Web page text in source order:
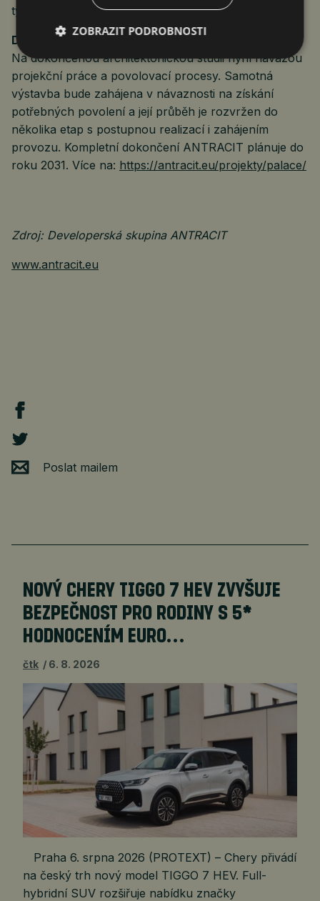
týdnech.
DALŠÍ KROKY PROJEKTU
Na dokončenou architektonickou studii nyní navážou
projekční práce a povolovací procesy. Samotná
výstavba bude zahájena v návaznosti na získání
potřebných povolení a její průběh je rozvržen do
několika etap s postupnou realizací i zahájením
provozu. Kompletní dokončení ANTRACIT plánuje do
roku 2031. Více na: https://antracit.eu/projekty/palace/
Zdroj: Developerská skupina ANTRACIT
www.antracit.eu
Poslat mailem
NOVÝ CHERY TIGGO 7 HEV ZVYŠUJE
BEZPEČNOST PRO RODINY S 5*
HODNOCENÍM EURO…
čtk 6. 8. 2026
Praha 6. srpna 2026 (PROTEXT) – Chery přivádí
na český trh nový model TIGGO 7 HEV. Full-
hybridní SUV rozšiřuje nabídku značky
ZOBRAZIT PODROBNOSTI